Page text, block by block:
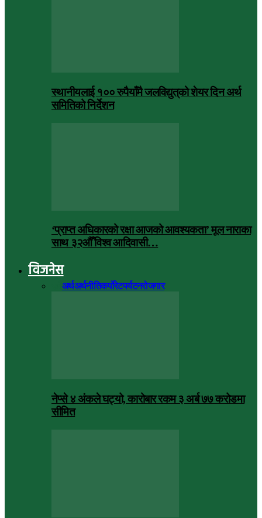
स्थानीयलाई १०० रुपैयाँमै जलविद्युत्‌को शेयर दिन अर्थ
समितिको निर्देशन
‘प्राप्त अधिकारको रक्षा आजको आवश्यकता’ मूल नाराका
साथ ३२औँ विश्व आदिवासी…
विजनेस
अर्थअर्थनीतिकर्पोरेटपर्यटनरोजगार
नेप्से ४ अंकले घट्यो, कारोबार रकम ३ अर्ब ७७ करोडमा
सीमित